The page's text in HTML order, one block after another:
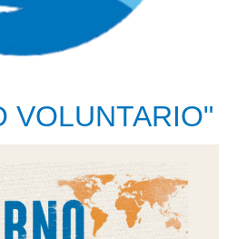
VOLUNTARIO"